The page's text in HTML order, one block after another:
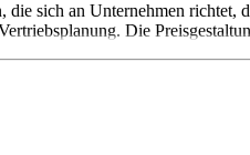
sich an Unternehmen
Die